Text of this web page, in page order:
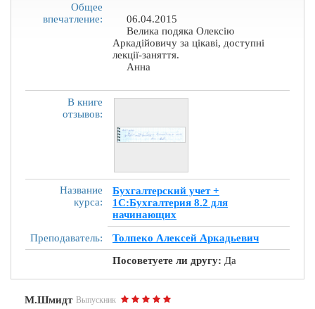
Общее
впечатление:
06.04.2015
Велика подяка Олексію
Аркадійовичу за цікаві, доступні
лекції-заняття.
Анна
В книге
отзывов:
Название
курса:
Бухгалтерский учет +
1С:Бухгалтерия 8.2 для
начинающих
Преподаватель:
Толпеко Алексей Аркадьевич
Посоветуете ли другу: Да
М.Шмидт Выпускник